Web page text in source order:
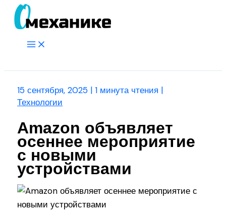
Перейти
Main
15 сентября, 2025 |1 минута чтения |
Технологии
Amazon объявляет
осеннее мероприятие
с новыми
устройствами